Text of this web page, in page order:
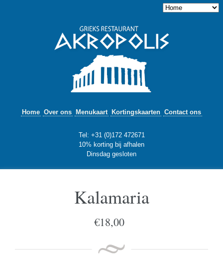
Home Over ons Menukaart Kortingskaarten Contact ons
Tel: +31 (0)172 472671
10% korting bij afhalen
Dinsdag gesloten
Kalamaria
€18,00